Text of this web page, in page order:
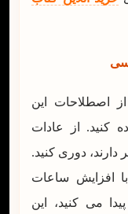
اصطلاحات این
کنید. از عادات
دارند، دوری کنید.
افزایش ساعات
می کنید، این